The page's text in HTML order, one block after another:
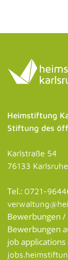
Heimstiftung
Stiftung des
Karlstraße 54
76133 Karlsruhe
Tel.: 0721-
Bewerbungen /
Bewerbungen
job